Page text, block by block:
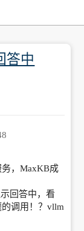
答中
，MaxKB成
回答中，看
调用！？vllm